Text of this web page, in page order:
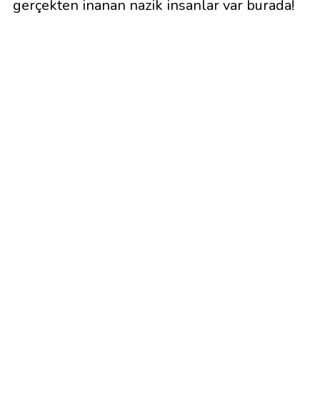
gerçekten inanan nazik insanlar var burada!